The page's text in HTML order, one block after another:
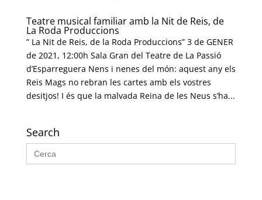
Teatre musical familiar amb la Nit de Reis, de
La Roda Produccions
” La Nit de Reis, de la Roda Produccions” 3 de GENER
de 2021, 12:00h Sala Gran del Teatre de La Passió
d’Esparreguera Nens i nenes del món: aquest any els
Reis Mags no rebran les cartes amb els vostres
desitjos! I és que la malvada Reina de les Neus s’ha...
Search
Search
for: